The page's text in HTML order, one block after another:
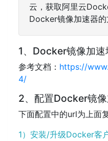
云，获取阿里云
Docker镜像加速器的
1、Docker镜像加
参考文档： https://
4/
2、配置Docker镜
下面配置中的url为上面
1）安装/升级Docker客